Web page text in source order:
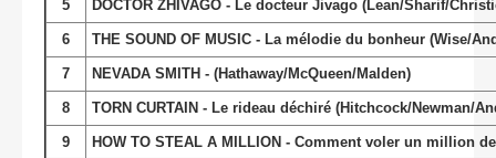
5 DOCTOR ZHIVAGO - Le docteur Jivago (Lean/Sharif/
6 THE SOUND OF MUSIC - La mélodie du bonheur (Wise/
7 NEVADA SMITH - (Hathaway/McQueen/Malden)
8 TORN CURTAIN - Le rideau déchiré (Hitchcock/Newman/
9
HOW TO STEAL A MILLION - Comment voler un million